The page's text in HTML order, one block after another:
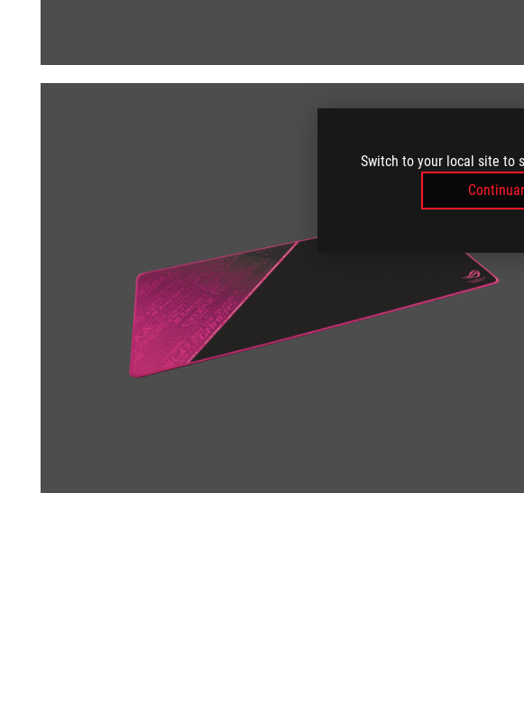
Switch to your local site to